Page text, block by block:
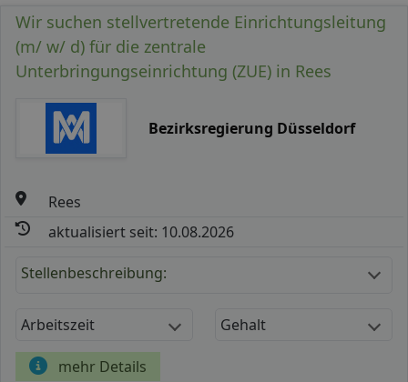
Wir suchen stellvertretende Einrichtungsleitung
(m/ w/ d) für die zentrale
Unterbringungseinrichtung (ZUE) in Rees
Bezirksregierung Düsseldorf
Rees
aktualisiert seit: 10.08.2026
Stellenbeschreibung:
Arbeitszeit Gehalt
mehr Details